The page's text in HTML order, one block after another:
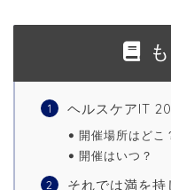
ヘルスケアIT
開催場所はどこ
開催はいつ？
それでは満を